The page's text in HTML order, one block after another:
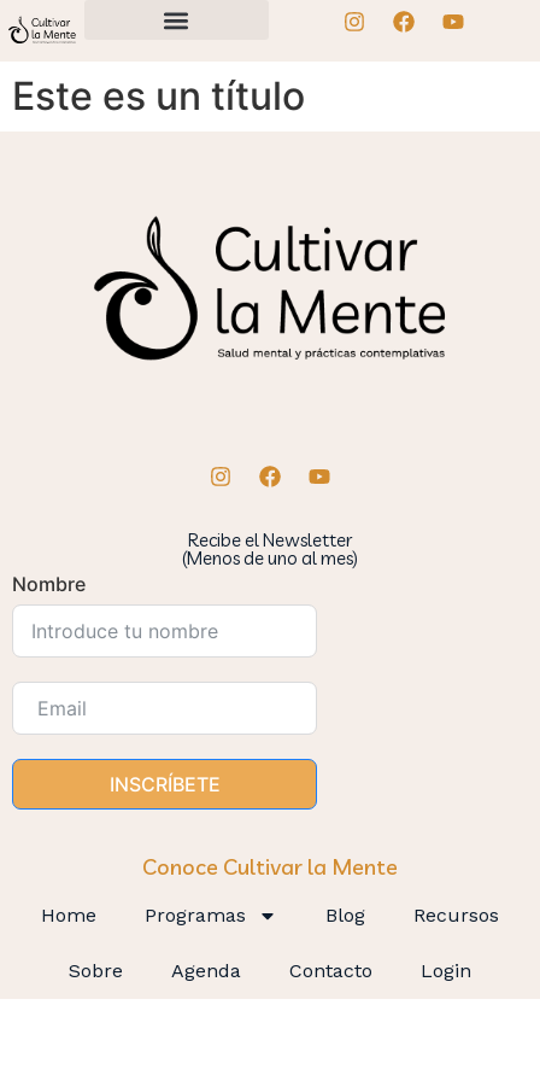
Este es un título
Recibe el Newsletter
(Menos de uno al mes)
Nombre
INSCRÍBETE
Conoce Cultivar la Mente
Home Programas Blog Recursos
Sobre Agenda Contacto Login